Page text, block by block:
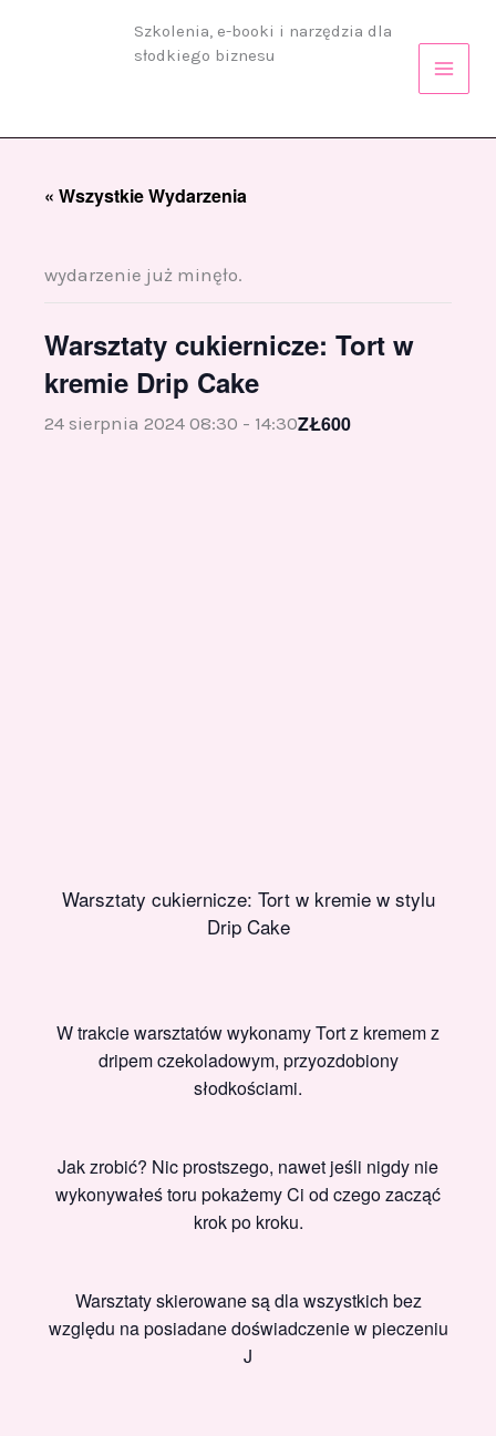
Szkolenia, e-booki i narzędzia dla
słodkiego biznesu
« Wszystkie Wydarzenia
wydarzenie już minęło.
Warsztaty cukiernicze: Tort w
kremie Drip Cake
24 sierpnia 2024 08:30 - 14:30ZŁ600
Warsztaty cukiernicze: Tort w kremie w stylu
Drip Cake
W trakcie warsztatów wykonamy Tort z kremem z
dripem czekoladowym, przyozdobiony
słodkościami.
Jak zrobić? Nic prostszego, nawet jeśli nigdy nie
wykonywałeś toru pokażemy Ci od czego zacząć
krok po kroku.
Warsztaty skierowane są dla wszystkich bez
względu na posiadane doświadczenie w pieczeniu
J